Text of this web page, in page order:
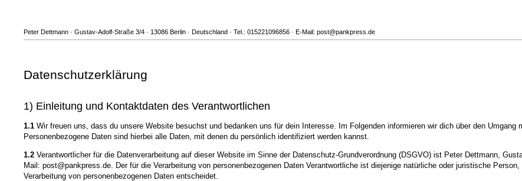
Peter Dettmann · Gustav-Adolf-Straße 3/4 · 13086 Berlin · Deutschland · Tel.: 015221096856 · E-Mail: post@pankpress.de
Datenschutzerklärung
1) Einleitung und Kontaktdaten des Verantwortlichen
1.1 Wir freuen uns, dass du unsere Website besuchst und bedanken uns für dein Interesse. Im Folgenden informieren wir dich über den Umgang
Personenbezogene Daten sind hierbei alle Daten, mit denen du persönlich identifiziert werden kannst.
1.2 Verantwortlicher für die Datenverarbeitung auf dieser Website im Sinne der Datenschutz-Grundverordnung (DSGVO) ist Peter Dettmann,
Mail: post@pankpress.de. Der für die Verarbeitung von personenbezogenen Daten Verantwortliche ist diejenige natürliche oder juristische
Verarbeitung von personenbezogenen Daten entscheidet.